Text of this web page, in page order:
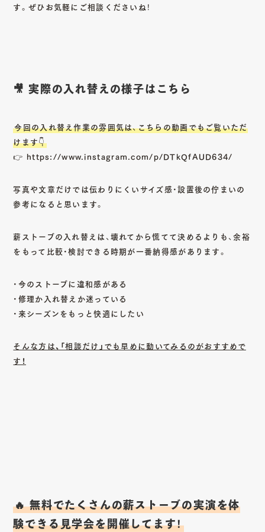
す。ぜひお気軽にご相談くださいね！
🎥 実際の入れ替えの様子はこちら
今回の入れ替え作業の雰囲気は、こちらの動画でもご覧いただ
けます👇
👉 https://www.instagram.com/p/DTkQfAUD634/
写真や文章だけでは伝わりにくいサイズ感・設置後の佇まいの
参考になると思います。
薪ストーブの入れ替えは、壊れてから慌てて決めるよりも、余裕
をもって比較・検討できる時期が一番納得感があります。
・今のストーブに違和感がある
・修理か入れ替えか迷っている
・来シーズンをもっと快適にしたい
そんな方は、「相談だけ」でも早めに動いてみるのがおすすめで
す！
🔥 無料でたくさんの薪ストーブの実演を体
験できる見学会を開催してます！